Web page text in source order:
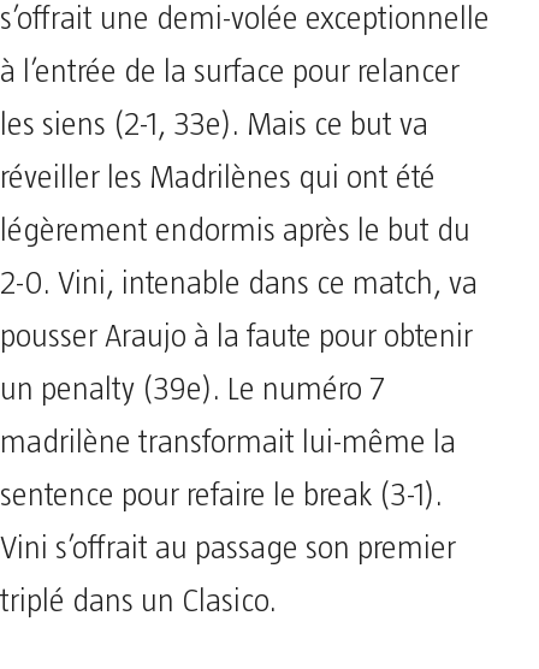
s’offrait une demi-volée exceptionnelle
à l’entrée de la surface pour relancer
les siens (2-1, 33e). Mais ce but va
réveiller les Madrilènes qui ont été
légèrement endormis après le but du
2-0. Vini, intenable dans ce match, va
pousser Araujo à la faute pour obtenir
un penalty (39e). Le numéro 7
madrilène transformait lui-même la
sentence pour refaire le break (3-1).
Vini s’offrait au passage son premier
triplé dans un Clasico.